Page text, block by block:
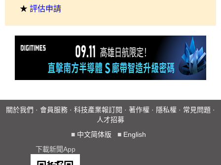
★ 評估申請
關於我們 · 會員服務 · 科技產業報訂閱 · 著作權 · 隱私權 · 常見問題 ·
人才招募
■ 中文简体版 ■ English
下載新聞App